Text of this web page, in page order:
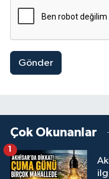
Gönder
Çok Okunanlar